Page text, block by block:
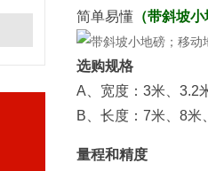
简单易懂 （带斜坡小
选购规格
A、宽度：3米、3.2
B、长度：7米、8
量程和精度